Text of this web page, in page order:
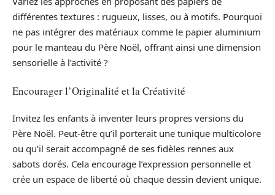
différentes textures : rugueux, lisses, ou à motifs. Pourquoi
ne pas intégrer des matériaux comme le papier aluminium
pour le manteau du Père Noël, offrant ainsi une dimension
sensorielle à l’activité ?
Encourager l’Originalité et la Créativité
Invitez les enfants à inventer leurs propres versions du
Père Noël. Peut-être qu’il porterait une tunique multicolore
ou qu’il serait accompagné de ses fidèles rennes aux
sabots dorés. Cela encourage l’expression personnelle et
crée un espace de liberté où chaque dessin devient unique.